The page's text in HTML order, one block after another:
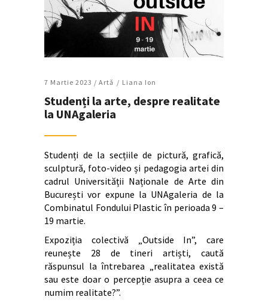
7 Martie 2023 / Artǎ Liana Ion
Studenți la arte, despre realitate
la UNAgaleria
Studenți de la secțiile de pictură, grafică,
sculptură, foto-video și pedagogia artei din
cadrul Universității Naționale de Arte din
București vor expune la UNAgaleria de la
Combinatul Fondului Plastic în perioada 9 –
19 martie.
Expoziția colectivă „Outside In”, care
reunește 28 de tineri artiști, caută
răspunsul la întrebarea „realitatea există
sau este doar o percepție asupra a ceea ce
numim realitate?”.